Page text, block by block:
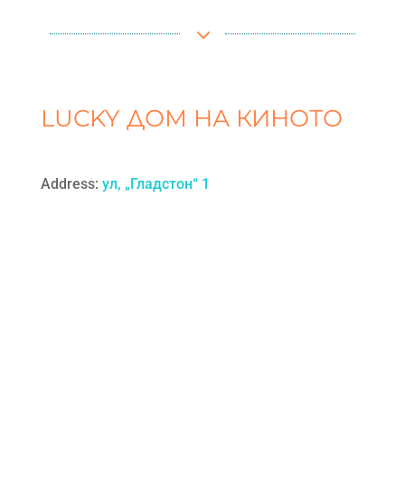
3
LUCKY ДОМ НА КИНОТО
Address: ул, „Гладстон“ 1